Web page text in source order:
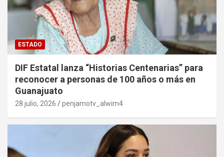
ESTADO
DIF Estatal lanza “Historias Centenarias” para
reconocer a personas de 100 años o más en
Guanajuato
28 julio, 2026 penjamotv_alwim4